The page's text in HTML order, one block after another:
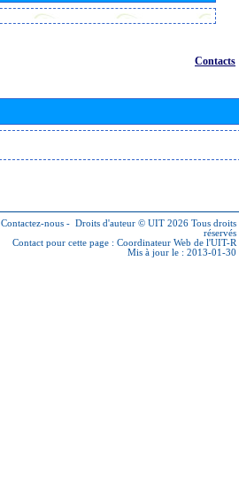
Contacts
Contactez-nous - Droits d'auteur © UIT 2026 Tous droits
réservés
Contact pour cette page : Coordinateur Web de l'UIT-R
Mis à jour le : 2013-01-30